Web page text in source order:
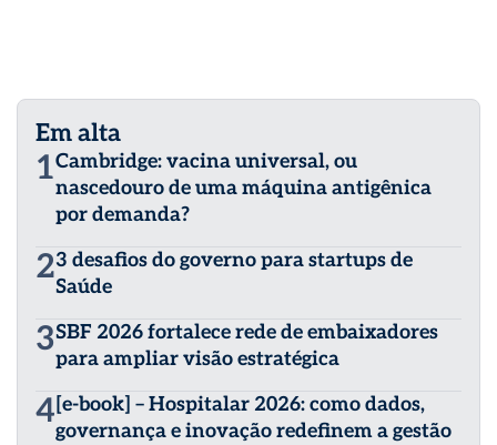
Em alta
1Cambridge: vacina universal, ou
nascedouro de uma máquina antigênica
por demanda?
23 desafios do governo para startups de
Saúde
3SBF 2026 fortalece rede de embaixadores
para ampliar visão estratégica
4[e-book] – Hospitalar 2026: como dados,
governança e inovação redefinem a gestão